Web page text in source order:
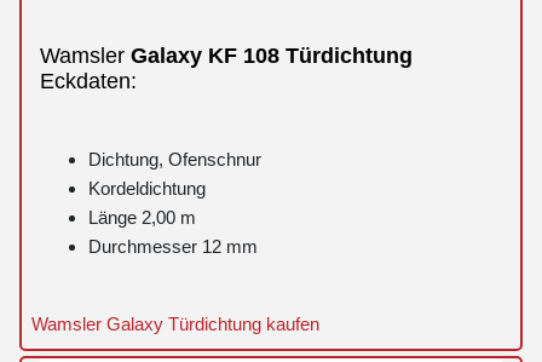
Wamsler Galaxy KF 108 Türdichtung
Eckdaten:
Dichtung, Ofenschnur
Kordeldichtung
Länge 2,00 m
Durchmesser 12 mm
Wamsler Galaxy Türdichtung kaufen